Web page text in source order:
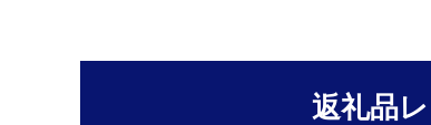
返礼品